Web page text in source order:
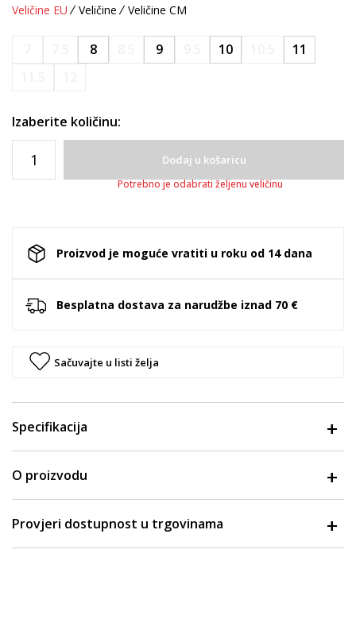
Veličine EU Veličine Veličine CM
8 9 10
11
Izaberite količinu:
Dodaj u košaricu
Potrebno je odabrati željenu veličinu
Proizvod je moguće vratiti u roku od 14 dana
Besplatna dostava za narudžbe iznad 70 €
Sačuvajte u listi želja
Specifikacija
O proizvodu
Provjeri dostupnost u trgovinama